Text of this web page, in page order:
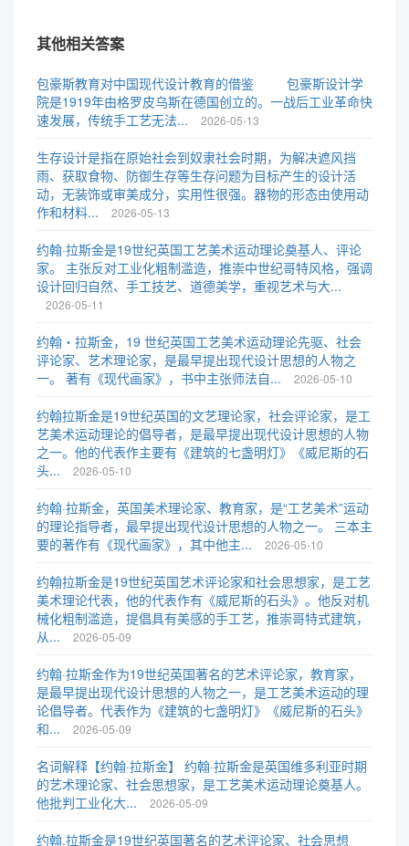
其他相关答案
包豪斯教育对中国现代设计教育的借鉴 包豪斯设计学
院是1919年由格罗皮乌斯在德国创立的。一战后工业革命快
速发展，传统手工艺无法...
2026-05-13
生存设计是指在原始社会到奴隶社会时期，为解决遮风挡
雨、获取食物、防御生存等生存问题为目标产生的设计活
动，无装饰或审美成分，实用性很强。器物的形态由使用动
作和材料...
2026-05-13
约翰·拉斯金是19世纪英国工艺美术运动理论奠基人、评论
家。 主张反对工业化粗制滥造，推崇中世纪哥特风格，强调
设计回归自然、手工技艺、道德美学，重视艺术与大...
2026-05-11
约翰・拉斯金，19 世纪英国工艺美术运动理论先驱、社会
评论家、艺术理论家，是最早提出现代设计思想的人物之
一。 著有《现代画家》，书中主张师法自...
2026-05-10
约翰拉斯金是19世纪英国的文艺理论家，社会评论家，是工
艺美术运动理论的倡导者，是最早提出现代设计思想的人物
之一。他的代表作主要有《建筑的七盏明灯》《威尼斯的石
头...
2026-05-10
约翰·拉斯金，英国美术理论家、教育家，是“工艺美术”运动
的理论指导者，最早提出现代设计思想的人物之一。 三本主
要的著作有《现代画家》，其中他主...
2026-05-10
约翰拉斯金是19世纪英国艺术评论家和社会思想家，是工艺
美术理论代表，他的代表作有《威尼斯的石头》。他反对机
械化粗制滥造，提倡具有美感的手工艺，推崇哥特式建筑，
从...
2026-05-09
约翰·拉斯金作为19世纪英国著名的艺术评论家，教育家，
是最早提出现代设计思想的人物之一，是工艺美术运动的理
论倡导者。代表作为《建筑的七盏明灯》《威尼斯的石头》
和...
2026-05-09
名词解释【约翰·拉斯金】 约翰·拉斯金是英国维多利亚时期
的艺术理论家、社会思想家，是工艺美术运动理论奠基人。
他批判工业化大...
2026-05-09
约翰.拉斯金是19世纪英国著名的艺术评论家、社会思想